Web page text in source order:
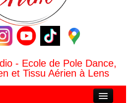
- Ecole de Pole Dance,
et Tissu Aérien à Lens